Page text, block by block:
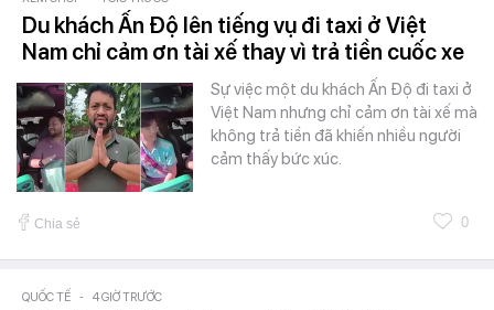
Du khách Ấn Độ lên tiếng vụ đi taxi ở Việt
Nam chỉ cảm ơn tài xế thay vì trả tiền cuốc xe
Sự việc một du khách Ấn Độ đi taxi ở
Việt Nam nhưng chỉ cảm ơn tài xế mà
không trả tiền đã khiến nhiều người
cảm thấy bức xúc.
Chia sẻ 0
QUỐC TẾ - 4 GIỜ TRƯỚC